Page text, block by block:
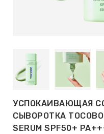
КРЕМЫ
ПАТЧИ
УСПОКАИВАЮЩАЯ
СЫВОРОТКА TOCOBO
SERUM SPF50+